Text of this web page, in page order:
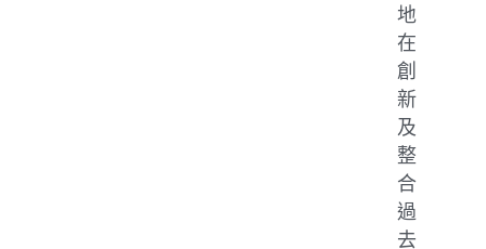
地
在
創
新
及
整
合
過
去